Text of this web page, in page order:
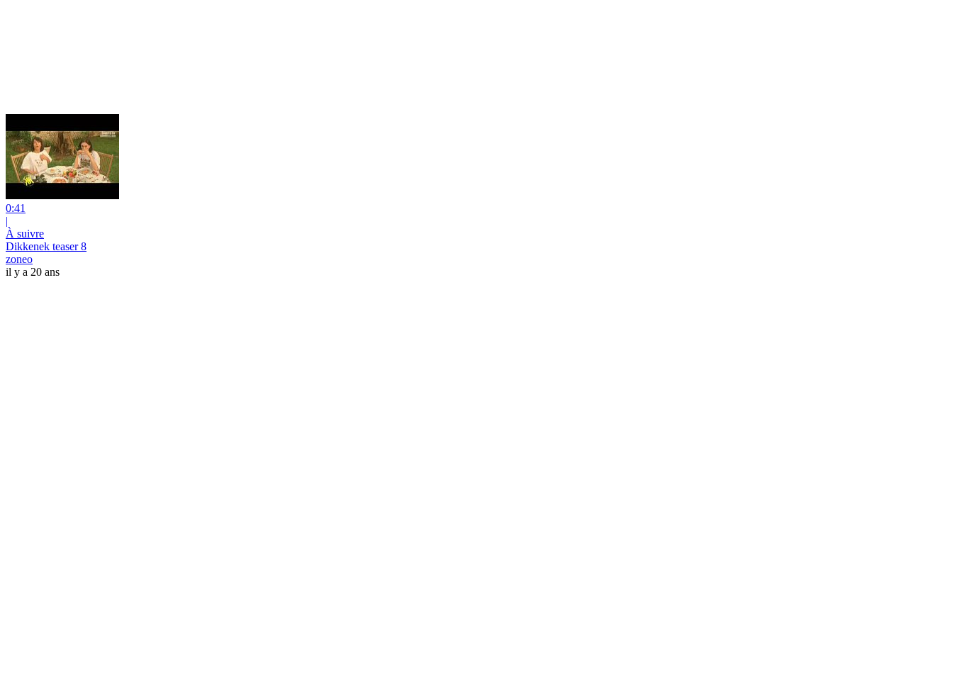
0:41
|
À suivre
Dikkenek teaser 8
zoneo
il y a 20 ans